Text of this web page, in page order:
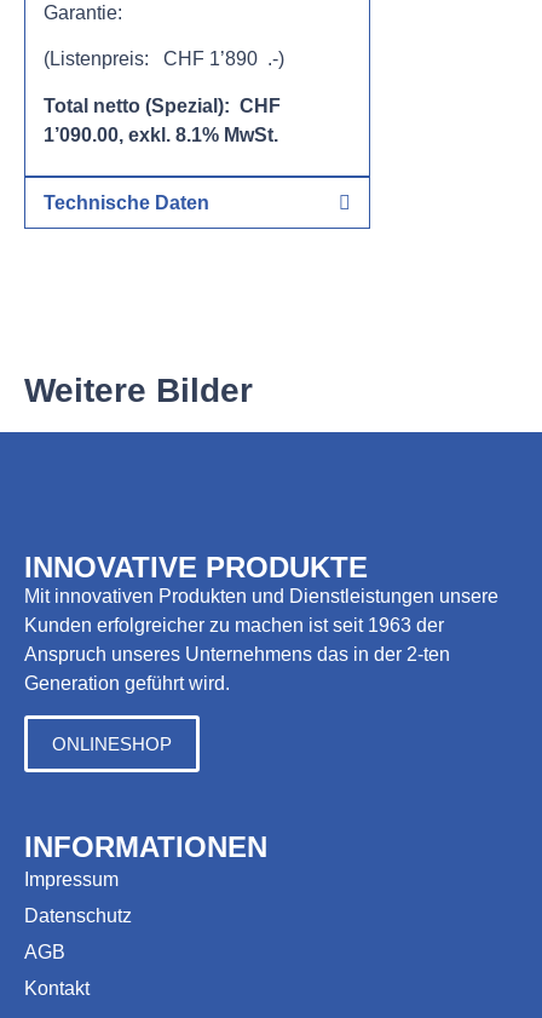
Garantie:
(Listenpreis: CHF 1’890 .-)
Total netto (Spezial): CHF
1’090.00, exkl. 8.1% MwSt.
Technische Daten
Weitere Bilder
INNOVATIVE PRODUKTE
Mit innovativen Produkten und Dienstleistungen unsere
Kunden erfolgreicher zu machen ist seit 1963 der
Anspruch unseres Unternehmens das in der 2-ten
Generation geführt wird.
ONLINESHOP
INFORMATIONEN
Impressum
Datenschutz
AGB
Kontakt